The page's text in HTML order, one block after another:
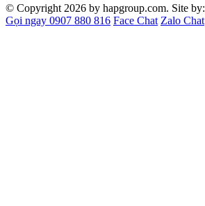
© Copyright 2026 by hapgroup.com. Site by:
Gọi ngay 0907 880 816 Face Chat Zalo Chat